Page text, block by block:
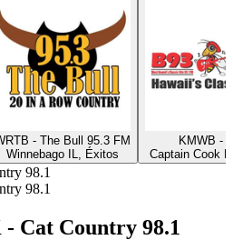
- The Bull 95.3 FM
Winnebago IL, Éxitos
KMWB -
Captain Cook
98.1
98.1
Cat Country 98.1